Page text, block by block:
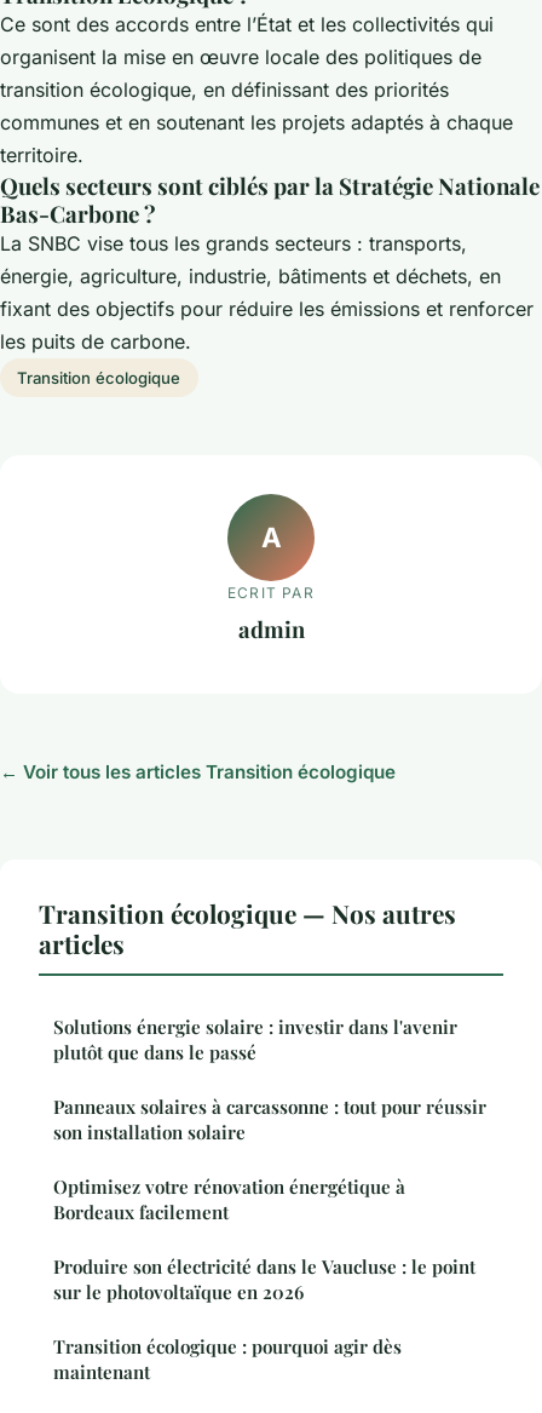
Ce sont des accords entre l’État et les collectivités qui
organisent la mise en œuvre locale des politiques de
transition écologique, en définissant des priorités
communes et en soutenant les projets adaptés à chaque
territoire.
Quels secteurs sont ciblés par la Stratégie Nationale
Bas-Carbone ?
La SNBC vise tous les grands secteurs : transports,
énergie, agriculture, industrie, bâtiments et déchets, en
fixant des objectifs pour réduire les émissions et renforcer
les puits de carbone.
Transition écologique
A
ECRIT PAR
admin
← Voir tous les articles Transition écologique
Transition écologique — Nos autres
articles
Solutions énergie solaire : investir dans l'avenir
plutôt que dans le passé
Panneaux solaires à carcassonne : tout pour réussir
son installation solaire
Optimisez votre rénovation énergétique à
Bordeaux facilement
Produire son électricité dans le Vaucluse : le point
sur le photovoltaïque en 2026
Transition écologique : pourquoi agir dès
maintenant